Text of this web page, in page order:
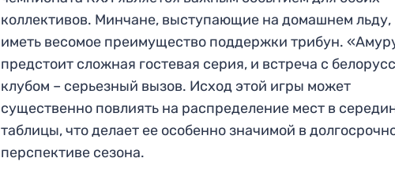
коллективов. Минчане, выступающие на домашнем льду,
иметь весомое преимущество поддержки трибун.
предстоит сложная гостевая серия, и встреча с
клубом – серьезный вызов. Исход этой игры может
существенно повлиять на распределение мест в
таблицы, что делает ее особенно значимой в
перспективе сезона.